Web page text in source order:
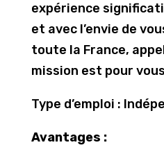
expérience
et avec l’envie de
toute la France,
mission est pour
Type d’emploi :
Avantages :